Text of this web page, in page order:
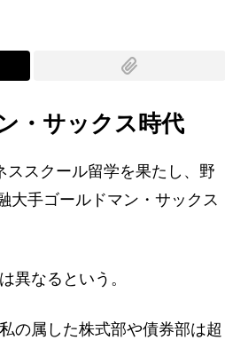
・サックス時代
スクール留学を果たし、野
大手ゴールドマン・サックス
異なるという。
の属した株式部や債券部は超